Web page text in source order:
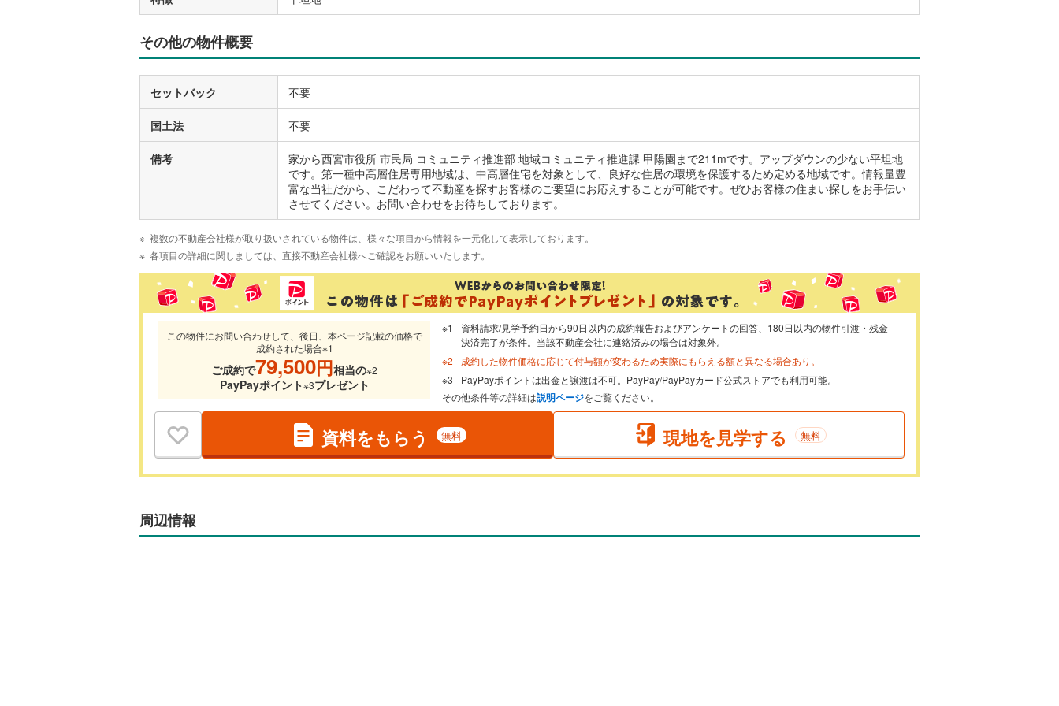
その他の物件概要
セットバック 不要
国土法 不要
備考
家から西宮市役所 市民局 コミュニティ推進部 地域コミュニティ推進課 甲陽園まで211mです。アップダウンの少ない平坦地
です。第一種中高層住居専用地域は、中高層住宅を対象として、良好な住居の環境を保護するため定める地域です。情報量豊
富な当社だから、こだわって不動産を探すお客様のご要望にお応えすることが可能です。ぜひお客様の住まい探しをお手伝い
させてください。お問い合わせをお待ちしております。
複数の不動産会社様が取り扱いされている物件は、様々な項目から情報を一元化して表示しております。
各項目の詳細に関しましては、直接不動産会社様へご確認をお願いいたします。
この物件にお問い合わせして、後日、本ページ記載の価格で
成約された場合※1
ご成約で79,500円相当の※2
PayPayポイント※3プレゼント
資料請求/見学予約日から90日以内の成約報告およびアンケートの回答、180日以内の物件引渡・残金
決済完了が条件。当該不動産会社に連絡済みの場合は対象外。
成約した物件価格に応じて付与額が変わるため実際にもらえる額と異なる場合あり。
PayPayポイントは出金と譲渡は不可。PayPay/PayPayカード公式ストアでも利用可能。
その他条件等の詳細は説明ページをご覧ください。
資料をもらう 無料 現地を見学する 無料
周辺情報